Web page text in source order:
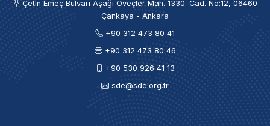
Çetin Emeç Bulvarı Aşağı Öveçler Mah. 1330. Cad. No:12, 06460
Çankaya - Ankara
+90 312 473 80 41
+90 312 473 80 46
+90 530 926 41 13
sde@sde.org.tr